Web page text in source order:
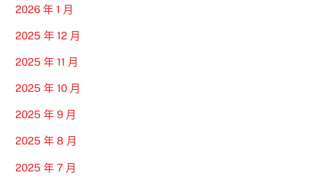
2026 年 1 月
2025 年 12 月
2025 年 11 月
2025 年 10 月
2025 年 9 月
2025 年 8 月
2025 年 7 月